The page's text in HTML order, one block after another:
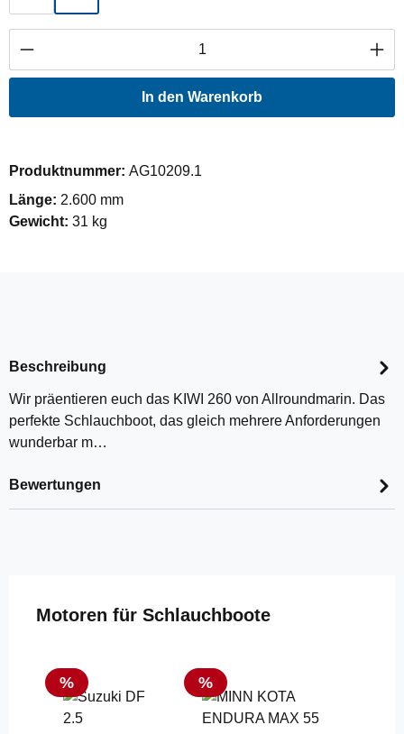
Produkt Anzahl: Gib den gewünschten
In den Warenkorb
Produktnummer: AG10209.1
Länge: 2.600 mm
Gewicht: 31 kg
Beschreibung
Wir präentieren euch das KIWI 260 von Allroundmarin. Das
perfekte Schlauchboot, das gleich mehrere Anforderungen
wunderbar m…
Bewertungen
Produktgalerie überspringen
Motoren für Schlauchboote
Rabatt
% Rabatt
%